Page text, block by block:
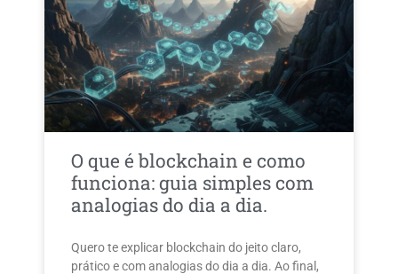
O que é blockchain e como
funciona: guia simples com
analogias do dia a dia.
Quero te explicar blockchain do jeito claro,
prático e com analogias do dia a dia. Ao final,